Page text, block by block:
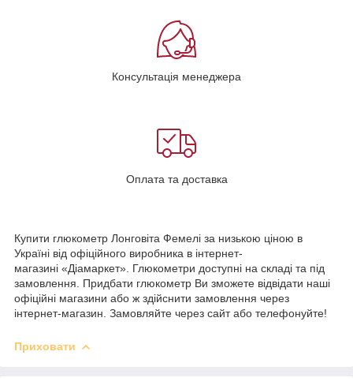
Консультація менеджера
Оплата та доставка
Купити глюкометр Лонговіта Фемелі за низькою ціною в
Україні від офіційного виробника в інтернет-
магазині «Діамаркет». Глюкометри доступні на складі та під
замовлення. Придбати глюкометр Ви зможете відвідати наші
офіційні магазини або ж здійснити замовлення через
інтернет-магазин. Замовляйте через сайт або телефонуйте!
Приховати